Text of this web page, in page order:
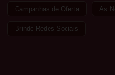
Campanhas de Oferta As
Brinde Redes Sociais